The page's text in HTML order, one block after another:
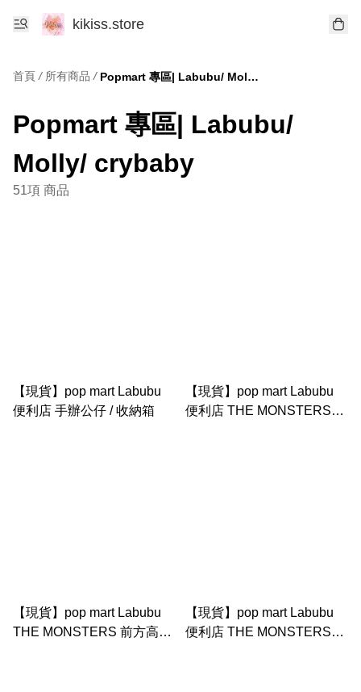
kikiss.store
首頁 / 所有商品 / Popmart 專區| Labubu/ Molly/ crybaby
Popmart 專區| Labubu/
Molly/ crybaby
51項 商品
【現貨】pop mart Labubu
便利店 手辦公仔 / 收納箱
【現貨】pop mart Labubu
便利店 THE MONSTERS怪
【現貨】pop mart Labubu
THE MONSTERS 前方高能
【現貨】pop mart Labubu
便利店 THE MONSTERS怪